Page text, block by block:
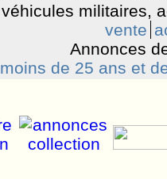
militaires,
vente
Annonces
de 25 ans et